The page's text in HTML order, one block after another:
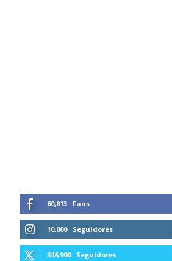
60,813 Fans
10,000 Seguidores
346,900 Seguidores